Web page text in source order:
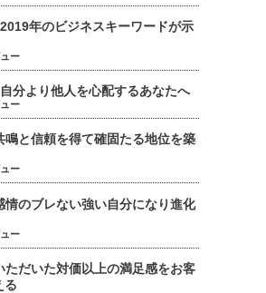
2019年のビジネスキーワードが示
ー
自分より他人を心配するあなたへ
ー
鳴と信頼を得て確固たる地位を築
ー
情のブレない強い自分になり進化
ー
ただいた対価以上の満足感をお客
る